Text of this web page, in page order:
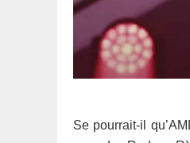
Se pourrait-il